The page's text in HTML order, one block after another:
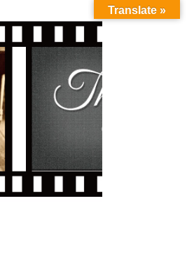
Translate »